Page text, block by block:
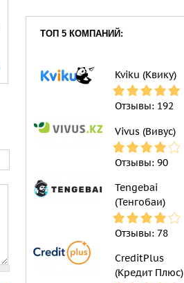
ТОП 5 КОМПАНИЙ:
Kviku (Квику)
Отзывы: 192
Vivus (Вивус)
Отзывы: 90
Tengebai
(Тенгобаи)
Отзывы: 78
CreditPlus
(Кредит Плюс)